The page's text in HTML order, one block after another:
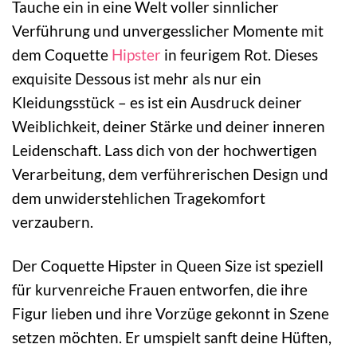
Tauche ein in eine Welt voller sinnlicher
Verführung und unvergesslicher Momente mit
dem Coquette Hipster in feurigem Rot. Dieses
exquisite Dessous ist mehr als nur ein
Kleidungsstück – es ist ein Ausdruck deiner
Weiblichkeit, deiner Stärke und deiner inneren
Leidenschaft. Lass dich von der hochwertigen
Verarbeitung, dem verführerischen Design und
dem unwiderstehlichen Tragekomfort
verzaubern.
Der Coquette Hipster in Queen Size ist speziell
für kurvenreiche Frauen entworfen, die ihre
Figur lieben und ihre Vorzüge gekonnt in Szene
setzen möchten. Er umspielt sanft deine Hüften,